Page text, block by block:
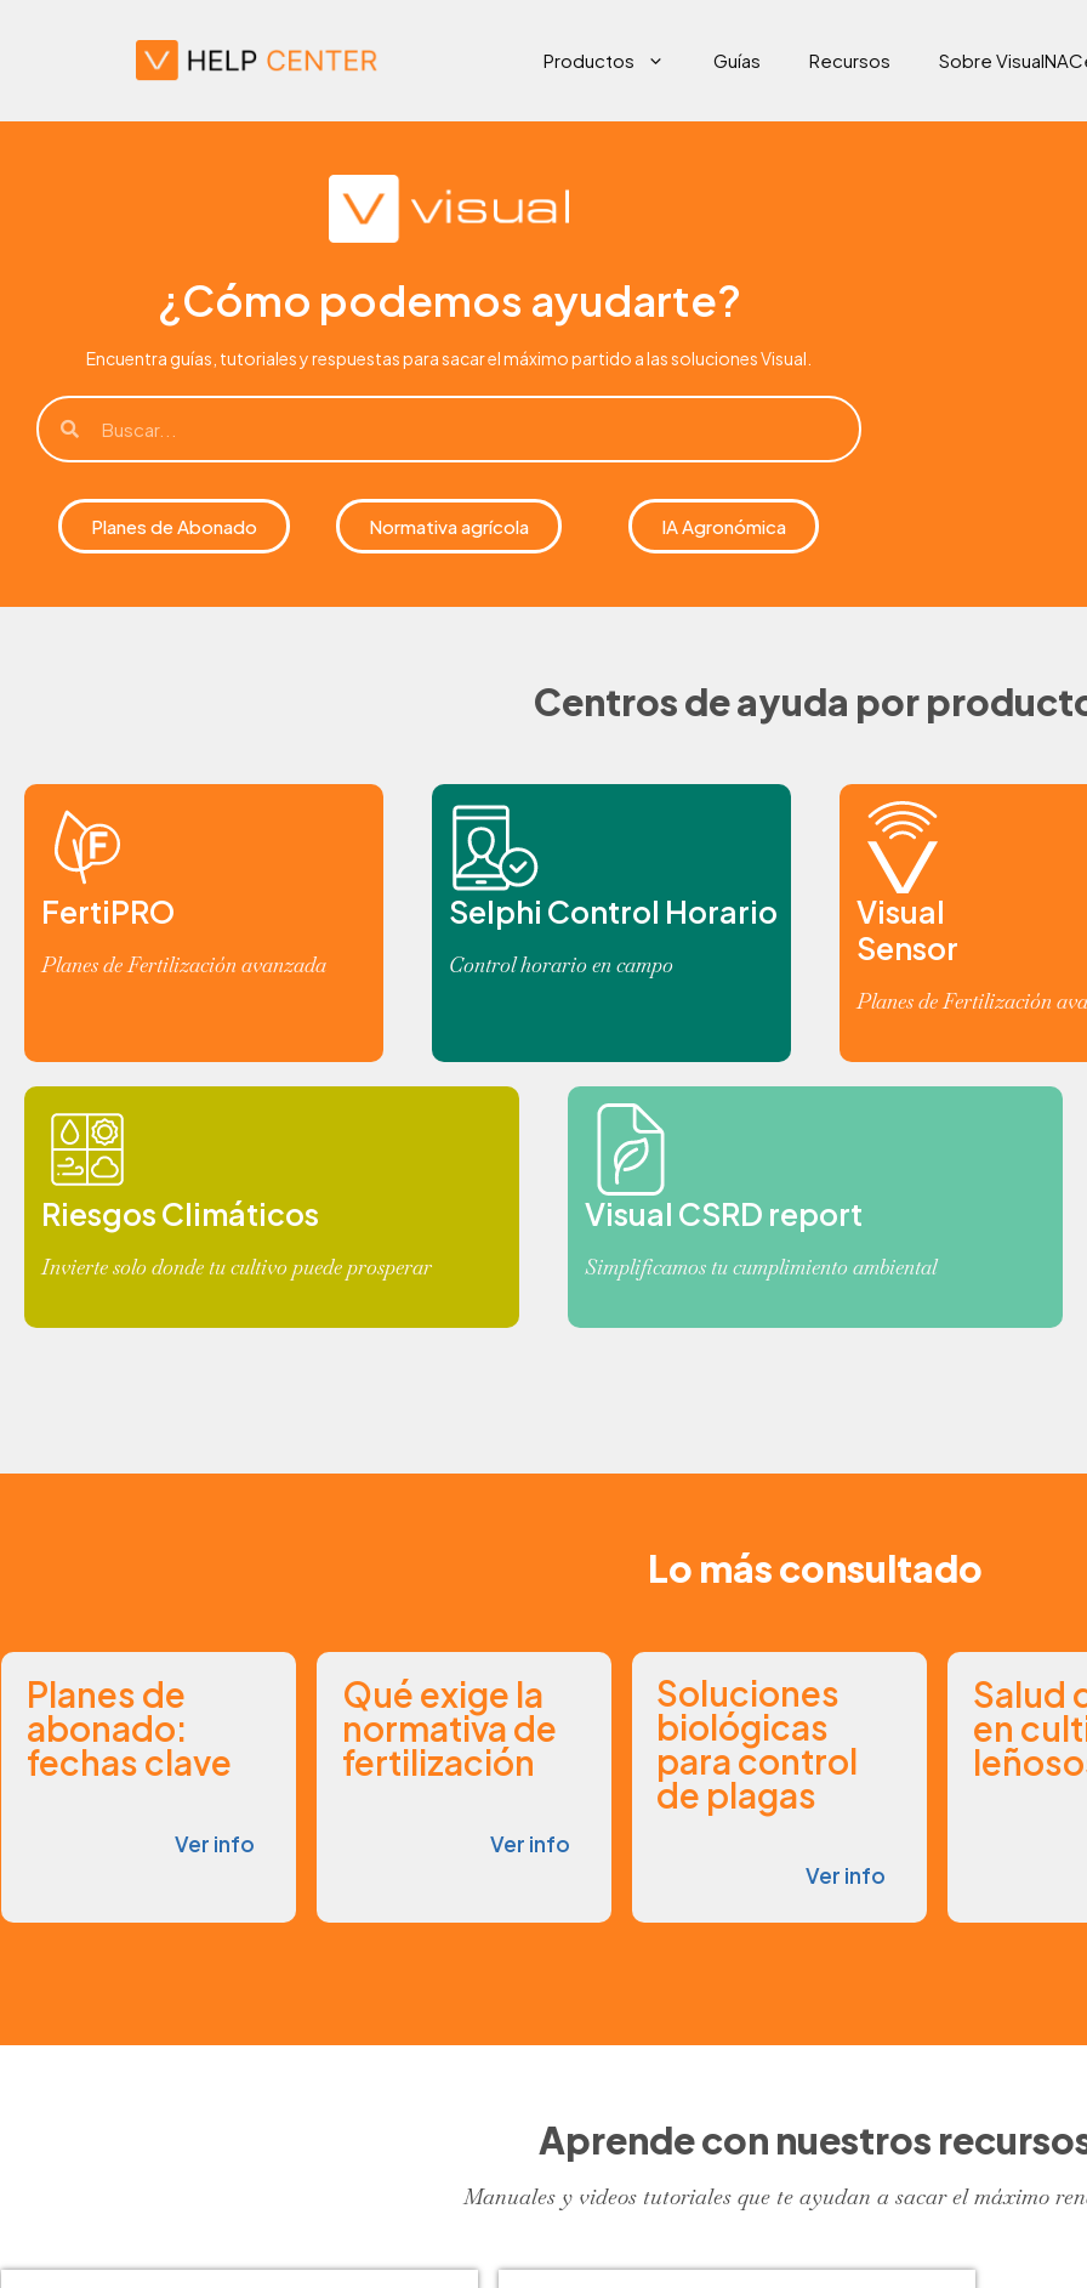
Productos Guías Recursos Sobre
¿Cómo podemos ayudarte?
Encuentra guías, tutoriales y respuestas para sacar el máximo partido a las soluciones Visual.
Planes de Abonado Normativa agrícola IA Agronómica
Centros de ayuda por
FertiPRO
Planes de Fertilización avanzada
Selphi Control Horario
Control horario en campo
Visual
Sensor
Planes de Fertilización
Riesgos Climáticos
Invierte solo donde tu cultivo puede prosperar
Visual CSRD report
Simplificamos tu cumplimiento ambiental
Lo más consultado
Planes de
abonado:
fechas clave
Ver info
Qué exige la
normativa de
fertilización
Ver info
Soluciones
biológicas
para control
de plagas
Ver info
Salud
en
Aprende con nuestros
Manuales y videos tutoriales que te ayudan a sacar el máximo